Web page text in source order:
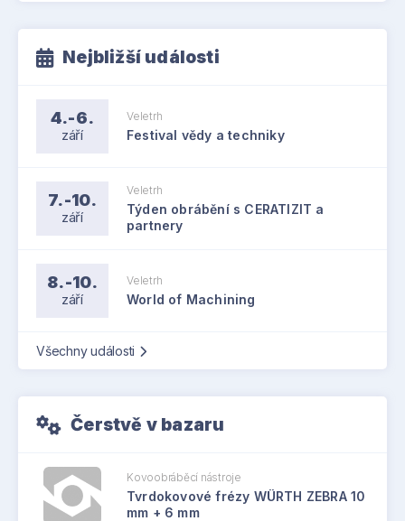
Nejbližší události
4.-6.
září
Veletrh
Festival vědy a techniky
7.-10.
září
Veletrh
Týden obrábění s CERATIZIT a
partnery
8.-10.
září
Veletrh
World of Machining
Všechny události
Čerstvě v bazaru
Kovoobráběcí nástroje
Tvrdokovové frézy WÜRTH ZEBRA 10
mm + 6 mm